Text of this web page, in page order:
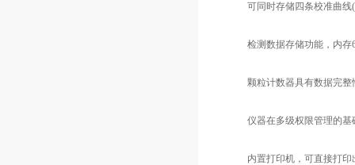
可同时存储四条校准曲线(
检测数据存储功能，内存
颗粒计数器具有数据完整
仪器在多级权限管理的基
内置打印机，可直接打印